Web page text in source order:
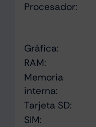
Procesador:
Gráfica:
RAM:
Memoria
interna:
Tarjeta SD:
SIM: